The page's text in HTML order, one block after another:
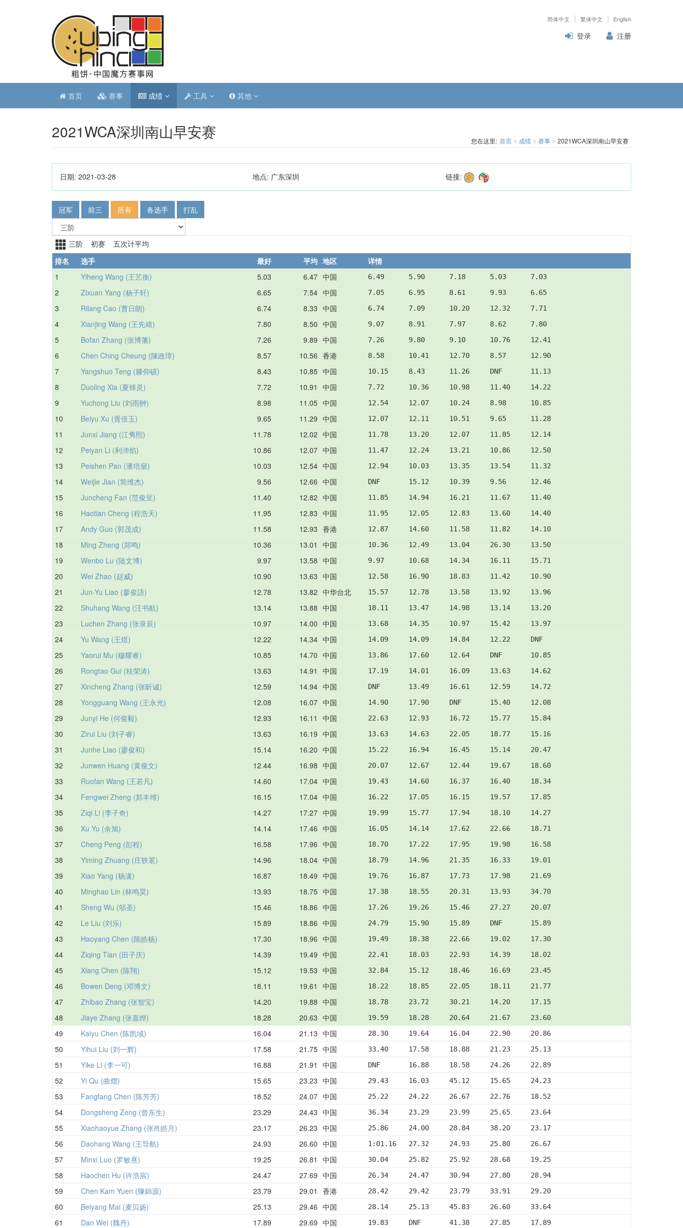
简体中文 繁体中文 English
登录 注册
首页 赛事 成绩 工具 其他
2021WCA深圳南山早安赛 您在这里: 首页 成绩 赛事 2021WCA深圳南山早安赛
日期: 2021-03-28 地点: 广东深圳 链接:
冠军 前三 所有 各选手 打乱
三阶 初赛 五次计平均
排名
选手 最好 平均 地区
详情
1
Yiheng Wang (王艺衡) 5.03 6.47 中国 6.49      5.90      7.18      5.03      7.03
2 Zixuan Yang (杨子轩) 6.65 7.54 中国 7.05      6.95      8.61      9.93      6.65
3 Rilang Cao (曹日朗) 6.74 8.33 中国 6.74      7.09      10.20     12.32     7.71
4 Xianjing Wang (王先靖) 7.80 8.50 中国 9.07      8.91      7.97      8.62      7.80
5 Bofan Zhang (张博藩) 7.26 9.89 中国 7.26      9.80      9.10      10.76     12.41
6 Chen Ching Cheung (陳政璋) 8.57 10.56 香港 8.58      10.41     12.70     8.57      12.90
7 Yangshuo Teng (滕仰硕) 8.43 10.85 中国 10.15     8.43      11.26     DNF       11.13
8 Duoling Xia (夏铎灵) 7.72 10.91 中国 7.72      10.36     10.98     11.40     14.22
9 Yuchong Liu (刘雨翀) 8.98 11.05 中国 12.54     12.07     10.24     8.98      10.85
10 Beiyu Xu (胥倍玉) 9.65 11.29 中国 12.07     12.11     10.51     9.65      11.28
11 Junxi Jiang (江隽熙) 11.78 12.02 中国 11.78     13.20     12.07     11.85     12.14
12 Peiyan Li (利沛焰) 10.86 12.07 中国 11.47     12.24     13.21     10.86     12.50
13 Peishen Pan (潘培燊) 10.03 12.54 中国 12.94     10.03     13.35     13.54     11.32
14 Weijie Jian (简维杰) 9.56 12.66 中国 DNF       15.12     10.39     9.56      12.46
15 Juncheng Fan (范俊呈) 11.40 12.82 中国 11.85     14.94     16.21     11.67     11.40
16 Haotian Cheng (程浩天) 11.95 12.83 中国 11.95     12.05     12.83     13.60     14.40
17 Andy Guo (郭茂成) 11.58 12.93 香港 12.87     14.60     11.58     11.82     14.10
18 Ming Zheng (郑鸣) 10.36 13.01 中国 10.36     12.49     13.04     26.30     13.50
19 Wenbo Lu (陆文博) 9.97 13.58 中国 9.97      10.68     14.34     16.11     15.71
20 Wei Zhao (赵威) 10.90 13.63 中国 12.58     16.90     18.83     11.42     10.90
21 Jun-Yu Liao (廖俊語) 12.78 13.82 中华台北 15.57     12.78     13.58     13.92     13.96
22 Shuhang Wang (汪书航) 13.14 13.88 中国 18.11     13.47     14.98     13.14     13.20
23 Luchen Zhang (张录辰) 10.97 14.00 中国 13.68     14.35     10.97     15.42     13.97
24 Yu Wang (王煜) 12.22 14.34 中国 14.09     14.09     14.84     12.22     DNF
25 Yaorui Mu (穆耀睿) 10.85 14.70 中国 13.86     17.60     12.64     DNF       10.85
26 Rongtao Gui (桂荣涛) 13.63 14.91 中国 17.19     14.01     16.09     13.63     14.62
27 Xincheng Zhang (张昕诚) 12.59 14.94 中国 DNF       13.49     16.61     12.59     14.72
28 Yongguang Wang (王永光) 12.08 16.07 中国 14.90     17.90     DNF       15.40     12.08
29 Junyi He (何俊毅) 12.93 16.11 中国 22.63     12.93     16.72     15.77     15.84
30 Zirui Liu (刘子睿) 13.63 16.19 中国 13.63     14.63     22.05     18.77     15.16
31 Junhe Liao (廖俊和) 15.14 16.20 中国 15.22     16.94     16.45     15.14     20.47
32 Junwen Huang (黄俊文) 12.44 16.98 中国 20.07     12.67     12.44     19.67     18.60
33 Ruofan Wang (王若凡) 14.60 17.04 中国 19.43     14.60     16.37     16.40     18.34
34 Fengwei Zheng (郑丰维) 16.15 17.04 中国 16.22     17.05     16.15     19.57     17.85
35 Ziqi Li (李子奇) 14.27 17.27 中国 19.99     15.77     17.94     18.10     14.27
36 Xu Yu (余旭) 14.14 17.46 中国 16.05     14.14     17.62     22.66     18.71
37 Cheng Peng (彭程) 16.58 17.96 中国 18.70     17.22     17.95     19.98     16.58
38 Yiming Zhuang (庄轶茗) 14.96 18.04 中国 18.79     14.96     21.35     16.33     19.01
39 Xiao Yang (杨潇) 16.87 18.49 中国 19.76     16.87     17.73     17.98     21.69
40 Minghao Lin (林鸣昊) 13.93 18.75 中国 17.38     18.55     20.31     13.93     34.70
41 Sheng Wu (邬圣) 15.46 18.86 中国 17.26     19.26     15.46     27.27     20.07
42 Le Liu (刘乐) 15.89 18.86 中国 24.79     15.90     15.89     DNF       15.89
43 Haoyang Chen (陈皓杨) 17.30 18.96 中国 19.49     18.38     22.66     19.02     17.30
44 Ziqing Tian (田子庆) 14.39 19.49 中国 22.41     18.03     22.93     14.39     18.02
45 Xiang Chen (陈翔) 15.12 19.53 中国 32.84     15.12     18.46     16.69     23.45
46 Bowen Deng (邓博文) 18.11 19.61 中国 18.22     18.85     22.05     18.11     21.77
47 Zhibao Zhang (张智宝) 14.20 19.88 中国 18.78     23.72     30.21     14.20     17.15
48 Jiaye Zhang (张嘉烨) 18.28 20.63 中国 19.59     18.28     20.64     21.67     23.60
49 Kaiyu Chen (陈凯域) 16.04 21.13 中国 28.30     19.64     16.04     22.90     20.86
50 Yihui Liu (刘一辉) 17.58 21.75 中国 33.40     17.58     18.88     21.23     25.13
51 Yike Li (李一可) 16.88 21.91 中国 DNF       16.88     18.58     24.26     22.89
52 Yi Qu (曲熠) 15.65 23.23 中国 29.43     16.03     45.12     15.65     24.23
53 Fangfang Chen (陈芳芳) 18.52 24.07 中国 25.22     24.22     26.67     22.76     18.52
54 Dongsheng Zeng (曾东生) 23.29 24.43 中国 36.34     23.29     23.99     25.65     23.64
55 Xiaohaoyue Zhang (张肖皓月) 23.17 26.23 中国 25.86     24.00     28.84     38.20     23.17
56 Daohang Wang (王导航) 24.93 26.60 中国 1:01.16   27.32     24.93     25.80     26.67
57 Minxi Luo (罗敏熹) 19.25 26.81 中国 30.04     25.82     25.92     28.68     19.25
58 Haochen Hu (许浩宸) 24.47 27.69 中国 26.34     24.47     30.94     27.80     28.94
59 Chen Kam Yuen (陳錦源) 23.79 29.01 香港 28.42     29.42     23.79     33.91     29.20
60 Beiyang Mai (麦贝扬) 25.13 29.46 中国 28.14     25.13     45.83     26.60     33.64
61 Dan Wei (魏丹) 17.89 29.69 中国 19.83     DNF       41.38     27.85     17.89